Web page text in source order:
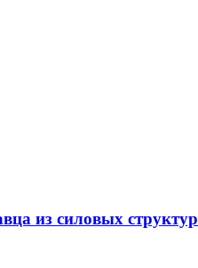
из силовых структур